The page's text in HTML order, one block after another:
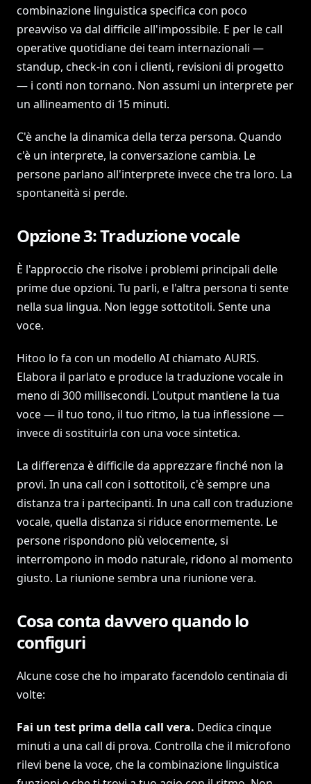
combinazione linguistica specifica con poco
preavviso va dal difficile all'impossibile. E per le call
operative quotidiane dei team internazionali —
standup, check-in con i clienti, revisioni di progetto
— i conti non tornano. Non assumi un interprete per
un allineamento di 15 minuti.
C'è anche la dinamica della terza persona. Quando
c'è un interprete, la conversazione cambia. Le
persone parlano all'interprete invece che tra loro. La
spontaneità si perde.
Opzione 3: Traduzione vocale
È l'approccio che risolve i problemi principali delle
prime due opzioni. Tu parli, e l'altra persona ti sente
nella sua lingua. Non legge sottotitoli. Sente una
voce.
Hitoo lo fa con un modello AI chiamato AURIS.
Elabora il parlato e produce la traduzione vocale in
meno di 300 millisecondi. L'output mantiene la tua
voce — il tuo tono, il tuo ritmo, la tua inflessione —
invece di sostituirla con una voce sintetica.
La differenza è difficile da apprezzare finché non la
provi. In una call con i sottotitoli, c'è sempre una
distanza tra i partecipanti. In una call con traduzione
vocale, quella distanza si riduce enormemente. Le
persone rispondono più velocemente, si
interrompono in modo naturale, ridono al momento
giusto. La riunione sembra una riunione vera.
Cosa conta davvero quando lo
configuri
Alcune cose che ho imparato facendolo centinaia di
volte:
Fai un test prima della call vera. Dedica cinque
minuti a una call di prova. Controlla che il microfono
rilevi bene la voce, che la combinazione linguistica